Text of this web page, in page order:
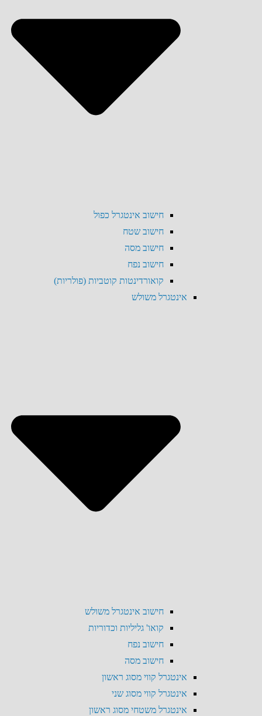
חישוב אינטגרל כפול
חישוב שטח
חישוב מסה
חישוב נפח
קואורדינטות קוטביות (פולריות)
אינטגרל משולש
חישוב אינטגרל משולש
קואו' גליליות וכדוריות
חישוב נפח
חישוב מסה
אינטגרל קווי מסוג ראשון
אינטגרל קווי מסוג שני
אינטגרל משטחי מסוג ראשון